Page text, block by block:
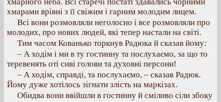
хмарами врівні з її свіжим і гарним молодим лицем.
Всі вони розмовляли неголосно і все розмовляли про
молодих, про нових людей, які тепер настали на світі.
Тим часом Кованько торкнув Радюка й сказав йому:
– А ходім і ми в ту гостинну та послухаємо, за що то
теревенять оті сиві голови та духовні персони!
– А ходім, справді, та послухаємо, – сказав Радюк.
Йому дуже хотілось зігнати злість на маркізах.
Обидва вони ввійшли в гостинну й сміливо сіли збоку